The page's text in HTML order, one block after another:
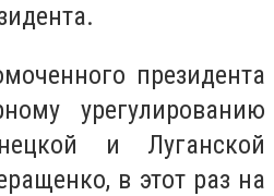
президента
урегулированию
и Луганской
в этот раз на